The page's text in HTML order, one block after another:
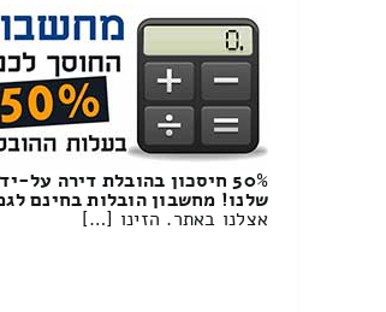
50% חיסכון בהובלת דירה
שלנו! מחשבון הובלות בחינם
אצלנו באתר. הזינו […]